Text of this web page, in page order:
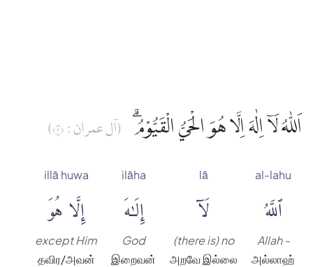
اَللّٰهُ لَآ اِلٰهَ اِلَّا هُوَ الْحَيُّ الْقَيُّوْمُۗ (آل عمران : ٣)
al-lahu
ٱللَّهُ
Allah -
அல்லாஹ்
lā
لَآ
(there is) no
அறவே இல்லை
ilāha
إِلَٰهَ
God
இறைவன்
illā huwa
إِلَّا هُوَ
except Him
தவிர/அவன்